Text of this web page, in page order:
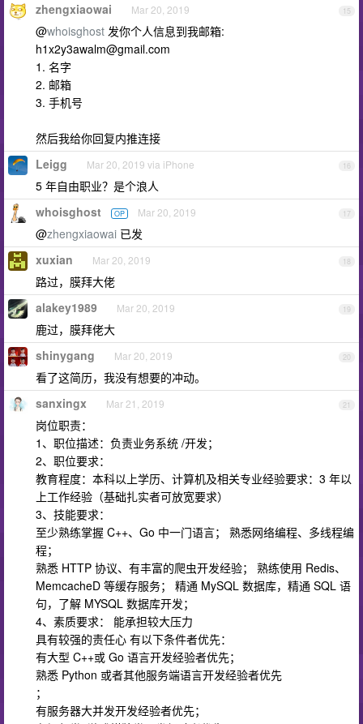
15
zhengxiaowai Mar 20, 2019
@whoisghost 发你个人信息到我邮箱:
h1x2y3awalm@gmail.com
1. 名字
2. 邮箱
3. 手机号
然后我给你回复内推连接
16
Leigg Mar 20, 2019 via iPhone
5 年自由职业？是个浪人
17
whoisghost OP Mar 20, 2019
@zhengxiaowai 已发
18
xuxian Mar 20, 2019
路过，膜拜大佬
19
alakey1989 Mar 20, 2019
鹿过，膜拜佬大
20
shinygang Mar 20, 2019
看了这简历，我没有想要的冲动。
21
sanxingx Mar 21, 2019
岗位职责：
1、职位描述：负责业务系统 /开发；
2、职位要求：
教育程度：本科以上学历、计算机及相关专业经验要求：3 年以
上工作经验（基础扎实者可放宽要求）
3、技能要求：
至少熟练掌握 C++、Go 中一门语言； 熟悉网络编程、多线程编
程；
熟悉 HTTP 协议、有丰富的爬虫开发经验； 熟练使用 Redis、
MemcacheD 等缓存服务； 精通 MySQL 数据库，精通 SQL 语
句，了解 MYSQL 数据库开发；
4、素质要求： 能承担较大压力
具有较强的责任心 有以下条件者优先：
有大型 C++或 Go 语言开发经验者优先；
熟悉 Python 或者其他服务端语言开发经验者优先
；
有服务器大并发开发经验者优先；